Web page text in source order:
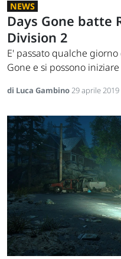
NEWS
Days Gone batte
Division 2
E' passato qualche
Gone e si possono
di Luca Gambino29 aprile 2019